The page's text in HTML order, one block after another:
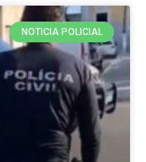
NOTICIA POLICIAL